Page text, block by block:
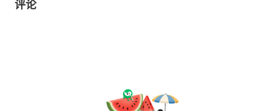
评论